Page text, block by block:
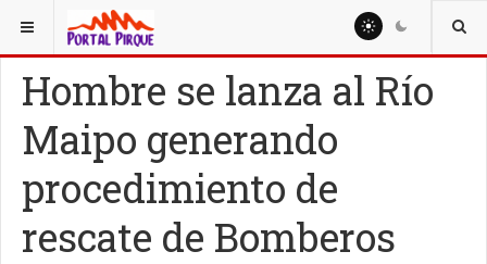
ESTÁ AQUÍ: NOTICIAS
Hombre se lanza al Río
Maipo generando
procedimiento de
rescate de Bomberos